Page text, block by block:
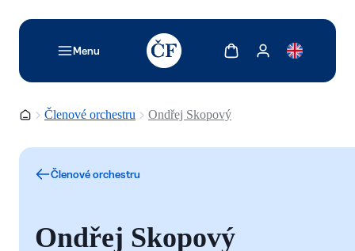
Menu
TODO: Add description for reader
Zobrazit košíkZobrazit můj účet
Domovská stránka
Členové orchestru Ondřej Skopový
Členové orchestru
Ondřej Skopový